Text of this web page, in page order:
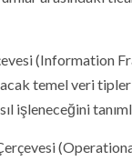
(Information
temel veri
işleneceğini